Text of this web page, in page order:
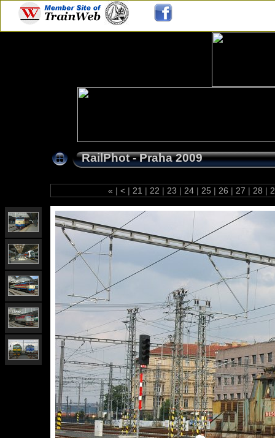
RailPhot - Praha 2009
« | < | 21 | 22 | 23 | 24 | 25 | 26 | 27 | 28 |